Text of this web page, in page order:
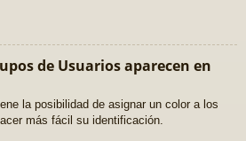
de Usuarios aparecen en
la posibilidad de asignar un color a los
más fácil su identificación.